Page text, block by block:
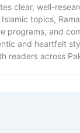
clear, well-
topics,
programs, and
and heartfelt
readers across